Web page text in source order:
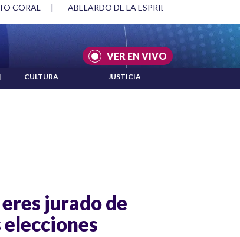
CORAL | ABELARDO DE LA ESPRIELLA Y DMG
VER EN VIVO
| CULTURA | JUSTICIA
jurado de